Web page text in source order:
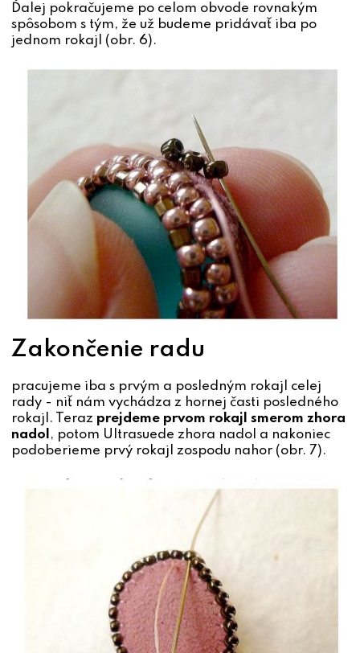
Ďalej pokračujeme po celom obvode rovnakým
spôsobom s tým, že už budeme pridávať iba po
jednom rokajl (obr. 6).
Zakončenie radu
pracujeme iba s prvým a posledným rokajl celej
rady - niť nám vychádza z hornej časti posledného
rokajl. Teraz prejdeme prvom rokajl smerom zhora
nadol , potom Ultrasuede zhora nadol a nakoniec
podoberieme prvý rokajl zospodu nahor (obr. 7).